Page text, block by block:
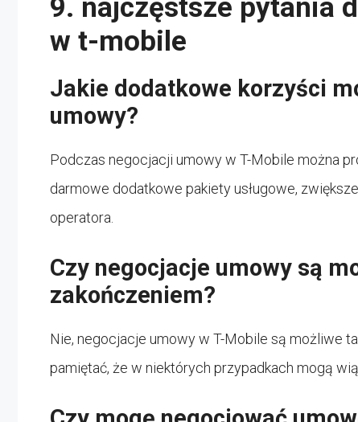
9. najczęstsze pytania
w t-mobile
Jakie dodatkowe korzyści
umowy?
Podczas negocjacji umowy w T-Mobile można
darmowe dodatkowe pakiety usługowe,
operatora.
Czy negocjacje umowy są
zakończeniem?
Nie, negocjacje umowy w T-Mobile są możliwe
pamiętać, że w niektórych przypadkach mogą